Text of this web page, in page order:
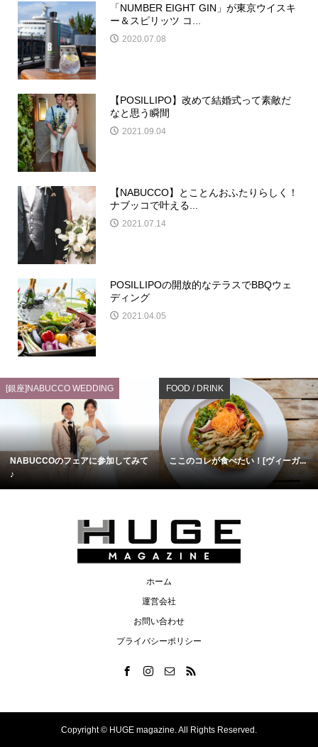
「NUMBER EIGHT GIN」が東京ウイスキ
ー＆スピリッツ コ...
2020.07.08
【POSILLIPO】改めて結婚式って素敵だ
なと思う瞬間
2021.09.04
【NABUCCO】とことんおふたりらしく！
ナブッコで叶える...
2021.07.14
POSILLIPOの開放的なテラスでBBQウェ
ディング
2021.04.05
[銀座]NABUCCO WEDDING
NABUCCOのフェアに参加してみて
♪
FOOD / DRINK
ここのコレが食べたい！[ヴィーガ...
ホーム
運営会社
お問い合わせ
プライバシーポリシー
Copyright © HUGE magazine. All Rights Reserved.